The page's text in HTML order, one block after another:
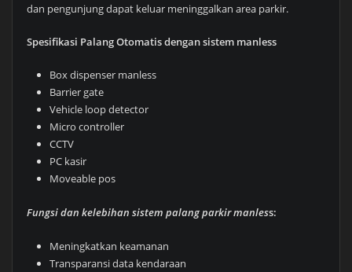
dan pengunjung dapat keluar meninggalkan area parkir.
Spesifikasi Palang Otomatis dengan sistem manless
Box dispenser manless
Barrier gate
Vehicle loop detector
Micro controller
CCTV
PC kasir
Moveable pos
Fungsi dan kelebihan sistem palang parkir manless:
Meningkatkan keamanan
Transparansi data kendaraan